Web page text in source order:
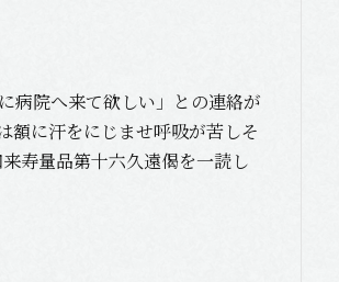
病院へ来て欲しい」との連絡が
額に汗をにじませ呼吸が苦しそ
寿量品第十六久遠偈を一読し